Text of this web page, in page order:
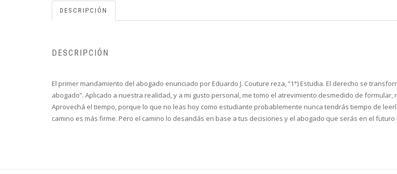
DESCRIPCIÓN
DESCRIPCIÓN
El primer mandamiento del abogado enunciado por Eduardo J. Couture reza, “1°) Estudia. El derecho se
abogado”. Aplicado a nuestra realidad, y a mi gusto personal, me tomo el atrevimiento desmedido de
Aprovechá el tiempo, porque lo que no leas hoy como estudiante probablemente nunca tendrás tiempo de
camino es más firme. Pero el camino lo desandás en base a tus decisiones y el abogado que serás en el futuro